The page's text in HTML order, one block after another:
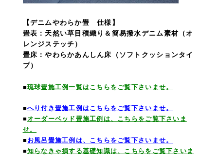
【デニムやわらか畳 仕様】
畳表：天然い草目積織り＆簡易撥水デニム素材（オ
レンジステッチ）
畳床：やわらかあんしん床（ソフトクッションタイ
プ）
■琉球畳施工例一覧はこちらをご覧下さいませ。
■へり付き畳施工例はこちらをご覧下さいませ。
■オーダーベッド畳施工例は、こちらをご覧下さいま
せ。
■ お風呂畳施工例は、こちらをご覧下さいませ。
■知らなきゃ損する基礎知識は、こちらをご覧下さいま